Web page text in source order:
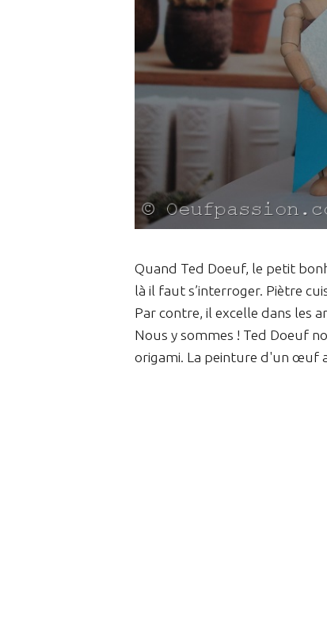
Quand Ted Doeuf, le petit
là il faut s’interroger. Piètre
Par contre, il excelle dans les
Nous y sommes ! Ted Doeuf
origami. La peinture d'un œuf